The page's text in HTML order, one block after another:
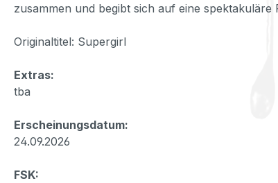
zusammen und begibt sich auf eine
Originaltitel: Supergirl
Extras:
tba
Erscheinungsdatum:
24.09.2026
FSK: